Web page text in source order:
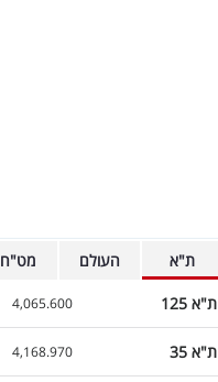
ת"א העולם מט"ח
ת"א 125 4,065.600
ת"א 35 4,168.970